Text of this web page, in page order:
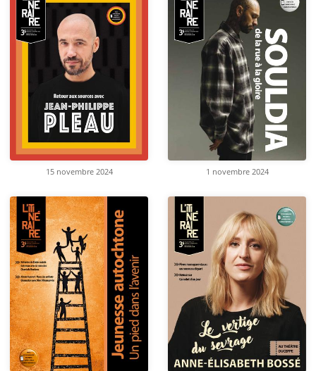
15 novembre 2024 1 novembre 2024